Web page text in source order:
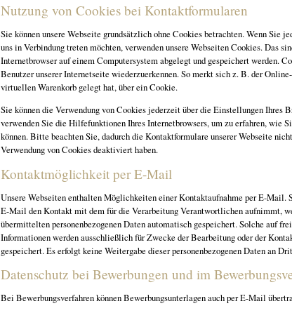
Nutzung von Cookies bei Kontaktformularen
Sie können unsere Webseite grundsätzlich ohne Cookies betrachten. Wenn Sie
uns in Verbindung treten möchten, verwenden unsere Webseiten Cookies. Das
Internetbrowser auf einem Computersystem abgelegt und gespeichert werden.
Benutzer unserer Internetseite wiederzuerkennen. So merkt sich z. B. der
virtuellen Warenkorb gelegt hat, über ein Cookie.
Sie können die Verwendung von Cookies jederzeit über die Einstellungen Ihres
verwenden Sie die Hilfefunktionen Ihres Internetbrowsers, um zu erfahren, wie
können. Bitte beachten Sie, dadurch die Kontaktformulare unserer Webseite
Verwendung von Cookies deaktiviert haben.
Kontaktmöglichkeit per E-Mail
Unsere Webseiten enthalten Möglichkeiten einer Kontaktaufnahme per E-Mail.
E-Mail den Kontakt mit dem für die Verarbeitung Verantwortlichen aufnimmt,
übermittelten personenbezogenen Daten automatisch gespeichert. Solche auf
Informationen werden ausschließlich für Zwecke der Bearbeitung oder der
gespeichert. Es erfolgt keine Weitergabe dieser personenbezogenen Daten an
Datenschutz bei Bewerbungen und im
Bei Bewerbungsverfahren können Bewerbungsunterlagen auch per E-Mail